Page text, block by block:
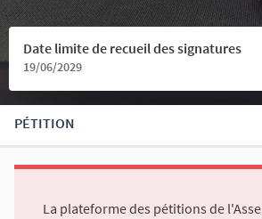
Date limite de recueil des signatures
19/06/2029
PÉTITION
La plateforme des pétitions de